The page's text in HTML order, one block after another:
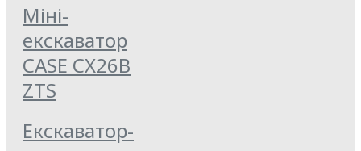
Міні-
екскаватор
CASE CX26B
ZTS
Екскаватор-